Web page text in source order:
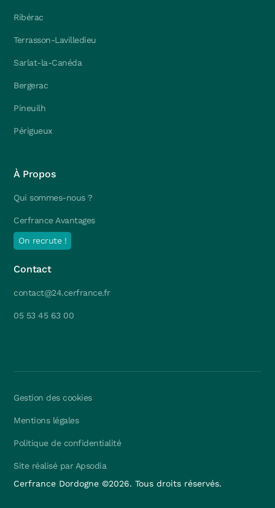
Ribérac
Terrasson-Lavilledieu
Sarlat-la-Canéda
Bergerac
Pineuilh
Périgueux
À Propos
Qui sommes-nous ?
Cerfrance Avantages
On recrute !
Contact
contact@24.cerfrance.fr
05 53 45 63 00
Cerfrance Dordogne ©2026. Tous droits réservés.
Gestion des cookies
Mentions légales
Politique de confidentialité
Site réalisé par Apsodia